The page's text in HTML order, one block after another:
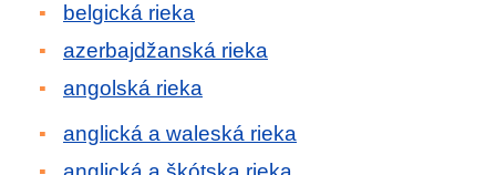
belgická rieka
azerbajdžanská rieka
angolská rieka
anglická a waleská rieka